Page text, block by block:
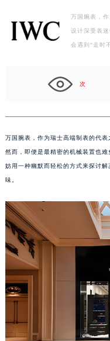
万国腕表，
设计深受表
会遇到“走时
次
万国腕表，作为瑞士高端制表的代
然而，即便是最精密的机械装置也
妨用一种幽默而轻松的方式来探讨
味。